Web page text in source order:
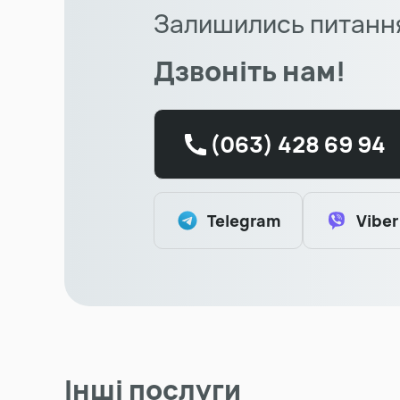
Залишились
Дзвоніть нам!
(063) 428 69 94
Telegram Viber
Інші послуги